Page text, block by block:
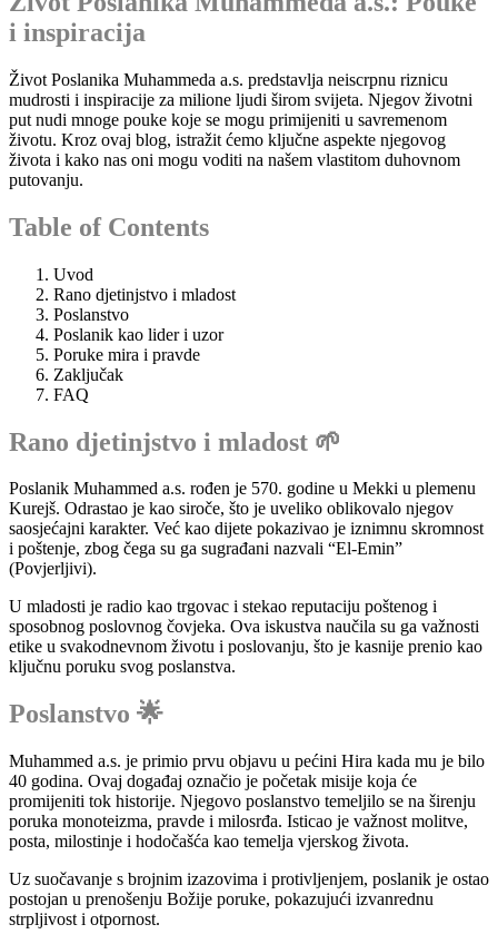
i inspiracija
Život Poslanika Muhammeda a.s. predstavlja neiscrpnu riznicu
mudrosti i inspiracije za milione ljudi širom svijeta. Njegov životni
put nudi mnoge pouke koje se mogu primijeniti u savremenom
životu. Kroz ovaj blog, istražit ćemo ključne aspekte njegovog
života i kako nas oni mogu voditi na našem vlastitom duhovnom
putovanju.
Table of Contents
Uvod
Rano djetinjstvo i mladost
Poslanstvo
Poslanik kao lider i uzor
Poruke mira i pravde
Zaključak
FAQ
Rano djetinjstvo i mladost 🌱
Poslanik Muhammed a.s. rođen je 570. godine u Mekki u plemenu
Kurejš. Odrastao je kao siroče, što je uveliko oblikovalo njegov
saosjećajni karakter. Već kao dijete pokazivao je iznimnu skromnost
i poštenje, zbog čega su ga sugrađani nazvali “El-Emin”
(Povjerljivi).
U mladosti je radio kao trgovac i stekao reputaciju poštenog i
sposobnog poslovnog čovjeka. Ova iskustva naučila su ga važnosti
etike u svakodnevnom životu i poslovanju, što je kasnije prenio kao
ključnu poruku svog poslanstva.
Poslanstvo 🌟
Muhammed a.s. je primio prvu objavu u pećini Hira kada mu je bilo
40 godina. Ovaj događaj označio je početak misije koja će
promijeniti tok historije. Njegovo poslanstvo temeljilo se na širenju
poruka monoteizma, pravde i milosrđa. Isticao je važnost molitve,
posta, milostinje i hodočašća kao temelja vjerskog života.
Uz suočavanje s brojnim izazovima i protivljenjem, poslanik je ostao
postojan u prenošenju Božije poruke, pokazujući izvanrednu
strpljivost i otpornost.